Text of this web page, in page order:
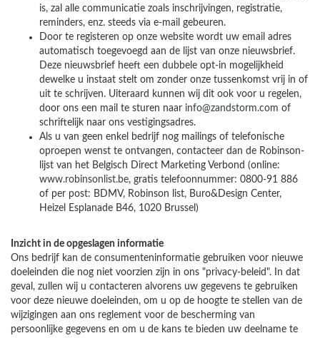
is, zal alle communicatie zoals inschrijvingen, registratie,
reminders, enz. steeds via e-mail gebeuren.
Door te registeren op onze website wordt uw email adres
automatisch toegevoegd aan de lijst van onze nieuwsbrief.
Deze nieuwsbrief heeft een dubbele opt-in mogelijkheid
dewelke u instaat stelt om zonder onze tussenkomst vrij in of
uit te schrijven. Uiteraard kunnen wij dit ook voor u regelen,
door ons een mail te sturen naar info@zandstorm.com of
schriftelijk naar ons vestigingsadres.
Als u van geen enkel bedrijf nog mailings of telefonische
oproepen wenst te ontvangen, contacteer dan de Robinson-
lijst van het Belgisch Direct Marketing Verbond (online:
www.robinsonlist.be, gratis telefoonnummer: 0800-91 886
of per post: BDMV, Robinson list, Buro&Design Center,
Heizel Esplanade B46, 1020 Brussel)
Inzicht in de opgeslagen informatie
Ons bedrijf kan de consumenteninformatie gebruiken voor nieuwe
doeleinden die nog niet voorzien zijn in ons "privacy-beleid". In dat
geval, zullen wij u contacteren alvorens uw gegevens te gebruiken
voor deze nieuwe doeleinden, om u op de hoogte te stellen van de
wijzigingen aan ons reglement voor de bescherming van
persoonlijke gegevens en om u de kans te bieden uw deelname te